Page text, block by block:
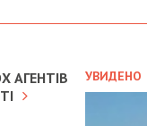
УВИДЕНО
АГЕНТІВ